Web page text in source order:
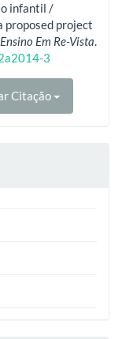
infantil /
proposed project
Ensino Em Re-Vista
3
Citação